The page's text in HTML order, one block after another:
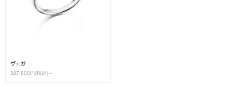
ヴェガ
327,800円(税込)～